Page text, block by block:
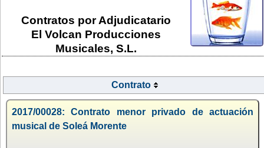
Contratos por Adjudicatario
El Volcan Producciones
Musicales, S.L.
Contrato
2017/00028: Contrato menor privado de actuación
musical de Soleá Morente